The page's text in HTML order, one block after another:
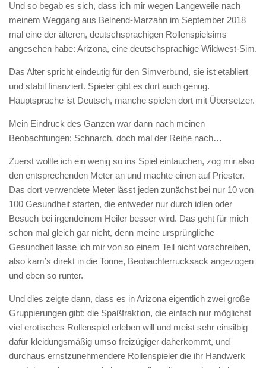
Und so begab es sich, dass ich mir wegen Langeweile nach
meinem Weggang aus Belnend-Marzahn im September 2018
mal eine der älteren, deutschsprachigen Rollenspielsims
angesehen habe: Arizona, eine deutschsprachige Wildwest-Sim.
Das Alter spricht eindeutig für den Simverbund, sie ist etabliert
und stabil finanziert. Spieler gibt es dort auch genug.
Hauptsprache ist Deutsch, manche spielen dort mit Übersetzer.
Mein Eindruck des Ganzen war dann nach meinen
Beobachtungen: Schnarch, doch mal der Reihe nach…
Zuerst wollte ich ein wenig so ins Spiel eintauchen, zog mir also
den entsprechenden Meter an und machte einen auf Priester.
Das dort verwendete Meter lässt jeden zunächst bei nur 10 von
100 Gesundheit starten, die entweder nur durch idlen oder
Besuch bei irgendeinem Heiler besser wird. Das geht für mich
schon mal gleich gar nicht, denn meine ursprüngliche
Gesundheit lasse ich mir von so einem Teil nicht vorschreiben,
also kam’s direkt in die Tonne, Beobachterrucksack angezogen
und eben so runter.
Und dies zeigte dann, dass es in Arizona eigentlich zwei große
Gruppierungen gibt: die Spaßfraktion, die einfach nur möglichst
viel erotisches Rollenspiel erleben will und meist sehr einsilbig
dafür kleidungsmäßig umso freizügiger daherkommt, und
durchaus ernstzunehmendere Rollenspieler die ihr Handwerk